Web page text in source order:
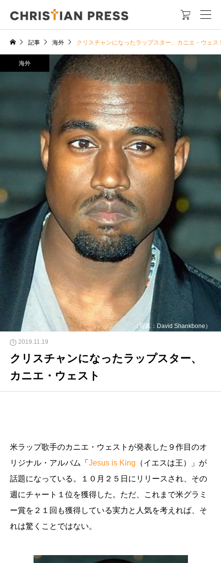

記事 海外 クリスチャンになったラップスター、カニエ・ウェス
（写真：David Shankbone）
海外
2019.11.19
クリスチャンになったラップスター、
カニエ・ウェスト
米ラップ歌手のカニエ・ウェストが発表した９作目のオ
リジナル・アルバム「 Jesus is King （イエスは王）」が
話題になっている。１０月２５日にリリースされ、その
週にチャート１位を獲得した。ただ、これまで米グラミ
ー賞を２１回も獲得している実力と人気を考えれば、そ
れは驚くことではない。